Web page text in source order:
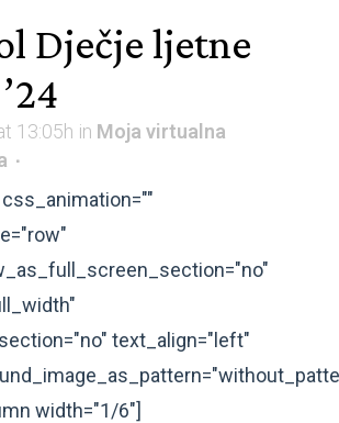
Dječje ljetne
13:05h in Moja virtualna
text_align="left"
width="1/6"]